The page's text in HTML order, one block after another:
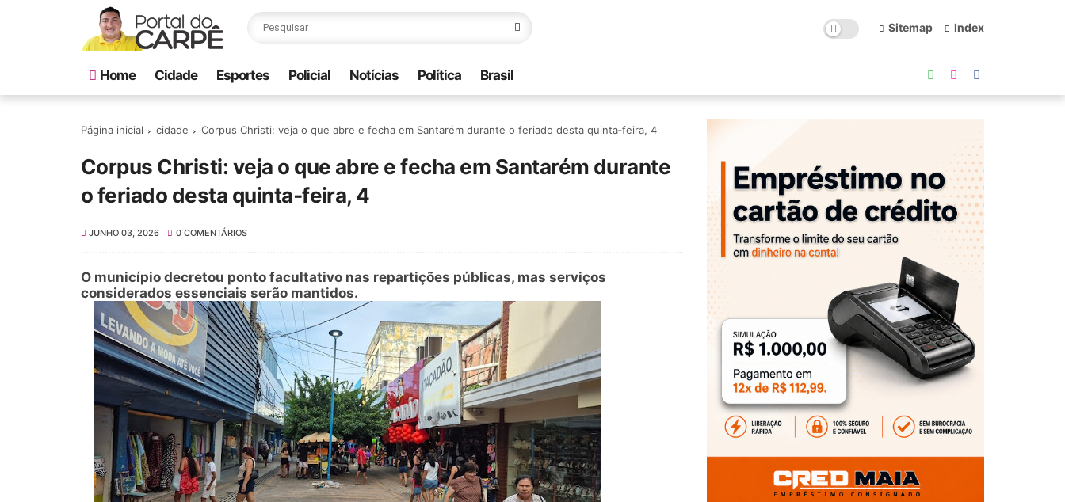
Sitemap Index
Home Cidade Esportes Policial Notícias Política Brasil
Página inicial cidade Corpus Christi: veja o que abre e fecha em Santarém durante o feriado desta quinta‑feira, 4
Corpus Christi: veja o que abre e fecha em Santarém durante
o feriado desta quinta‑feira, 4
JUNHO 03, 2026 0 COMENTÁRIOS
O município decretou ponto facultativo nas repartições públicas, mas serviços
considerados essenciais serão mantidos.